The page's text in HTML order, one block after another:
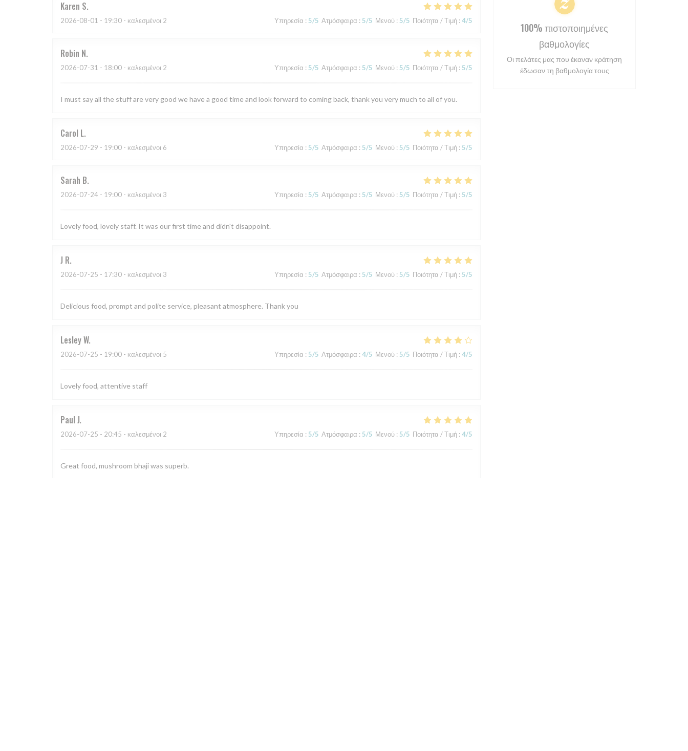
Karen S
2026-08-01 - 19:30 - καλεσμένοι 2 Υπηρεσία : 5/5 Ατμόσφαιρα : 5/5 Μενού : 5/5 Ποιότητα / Τιμή : 4/5
Robin N
2026-07-31 - 18:00 - καλεσμένοι 2 Υπηρεσία : 5/5 Ατμόσφαιρα : 5/5 Μενού : 5/5 Ποιότητα / Τιμή : 5/5
I must say all the stuff are very good we have a good time and look forward to coming back, thank you very much to all of you.
Carol L
2026-07-29 - 19:00 - καλεσμένοι 6 Υπηρεσία : 5/5 Ατμόσφαιρα : 5/5 Μενού : 5/5 Ποιότητα / Τιμή : 5/5
Sarah B
2026-07-24 - 19:00 - καλεσμένοι 3 Υπηρεσία : 5/5 Ατμόσφαιρα : 5/5 Μενού : 5/5 Ποιότητα / Τιμή : 5/5
Lovely food, lovely staff. It was our first time and didn't disappoint.
J R
2026-07-25 - 17:30 - καλεσμένοι 3 Υπηρεσία : 5/5 Ατμόσφαιρα : 5/5 Μενού : 5/5 Ποιότητα / Τιμή : 5/5
Delicious food, prompt and polite service, pleasant atmosphere. Thank you
LesleyW
2026-07-25 - 19:00 - καλεσμένοι 5 Υπηρεσία : 5/5 Ατμόσφαιρα : 4/5 Μενού : 5/5 Ποιότητα / Τιμή : 4/5
Lovely food, attentive staff
Paul J
2026-07-25 - 20:45 - καλεσμένοι 2 Υπηρεσία : 5/5 Ατμόσφαιρα : 5/5 Μενού : 5/5 Ποιότητα / Τιμή : 4/5
Great food, mushroom bhaji was superb.
100% πιστοποιημένες
βαθμολογίες
Οι πελάτες μας που έκαναν κράτηση
έδωσαν τη βαθμολογία τους